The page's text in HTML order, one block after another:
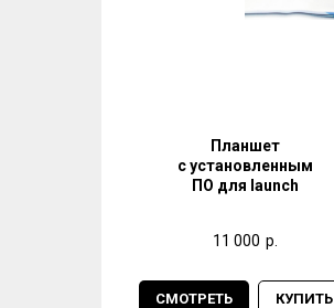
Планшет
с установленным
ПО для launch
11 000 р.
СМОТРЕТЬ КУПИТЬ